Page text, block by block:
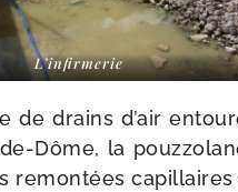
L’infirmerie
de drains d’air
​Dôme, la
remon­tées capil­laires